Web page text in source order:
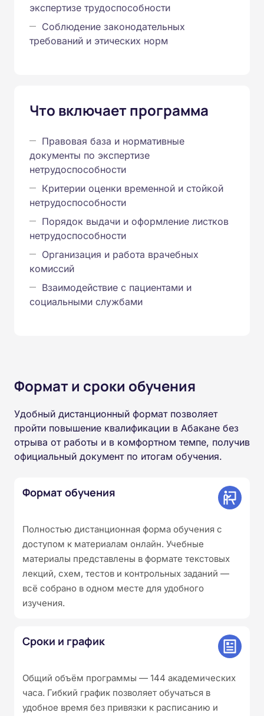
экспертизе трудоспособности
Соблюдение законодательных
требований и этических норм
Что включает программа
Правовая база и нормативные
документы по экспертизе
нетрудоспособности
Критерии оценки временной и стойкой
нетрудоспособности
Порядок выдачи и оформление листков
нетрудоспособности
Организация и работа врачебных
комиссий
Взаимодействие с пациентами и
социальными службами
Формат и сроки обучения
Удобный дистанционный формат позволяет
пройти повышение квалификации в Абакане без
отрыва от работы и в комфортном темпе, получив
официальный документ по итогам обучения.
Формат обучения
Полностью дистанционная форма обучения с
доступом к материалам онлайн. Учебные
материалы представлены в формате текстовых
лекций, схем, тестов и контрольных заданий —
всё собрано в одном месте для удобного
изучения.
Сроки и график
Общий объём программы — 144 академических
часа. Гибкий график позволяет обучаться в
удобное время без привязки к расписанию и